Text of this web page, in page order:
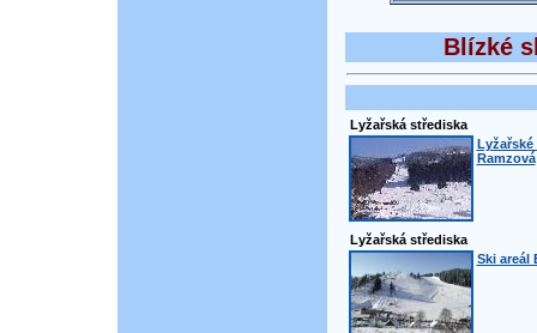
Blízké
Lyžařská střediska
Lyžařské
Ramzová
Lyžařská střediska
Ski areál